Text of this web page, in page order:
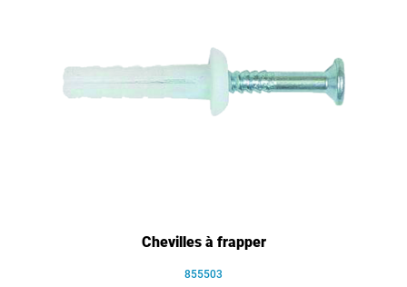
Chevilles à frapper
855503